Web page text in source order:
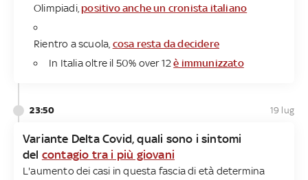
Olimpiadi, positivo anche un cronista italiano
Rientro a scuola, cosa resta da decidere
In Italia oltre il 50% over 12è immunizzato
23:50 19 lug
Variante Delta Covid, quali sono i sintomi
del contagio tra i più giovani
L'aumento dei casi in questa fascia di età determina